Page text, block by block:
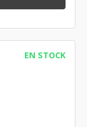
EN STOCK